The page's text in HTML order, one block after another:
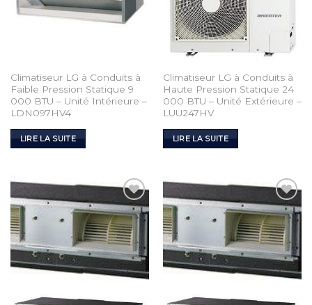
Climatiseur LG à Conduits à
Faible Pression Statique 9
000 BTU – Unité Intérieure –
LDN097HV4
LIRE LA SUITE
Climatiseur LG à Conduits à
Haute Pression Statique 24
000 BTU – Unité Extérieure –
LUU247HV
LIRE LA SUITE
Add to
Wishlist
Add to
Wishlist